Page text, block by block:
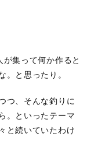
集って何か作ると
。と思ったり。
つ、そんな釣りに
。といったテーマ
と続いていたわけ